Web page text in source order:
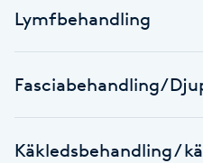
Blowout
Lymfbehandling
Fasciabehandling/
Käkledsbehandling /